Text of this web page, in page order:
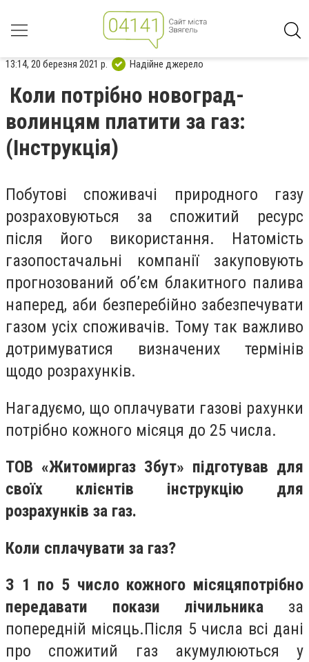
13:14, 20 березня 2021 р. Надійне джерело
Коли потрібно новоград-
волинцям платити за газ:
(Інструкція)
Побутові споживачі природного газу
розраховуються за спожитий ресурс
після його використання. Натомість
газопостачальні компанії закуповують
прогнозований об’єм блакитного палива
наперед, аби безперебійно забезпечувати
газом усіх споживачів. Тому так важливо
дотримуватися визначених термінів
щодо розрахунків.
Нагадуємо, що оплачувати газові рахунки
потрібно кожного місяця до 25 числа.
ТОВ «Житомиргаз Збут» підготував для
своїх клієнтів інструкцію для
розрахунків за газ.
Коли сплачувати за газ?
З 1 по 5 число кожного місяцяпотрібно
передавати покази лічильника за
попередній місяць.Після 5 числа всі дані
про спожитий газ акумулюються у